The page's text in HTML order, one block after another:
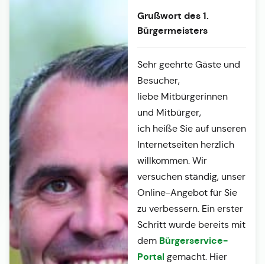
Grußwort des 1.
Bürgermeisters
Sehr geehrte Gäste und
Besucher,
liebe Mitbürgerinnen
und Mitbürger,
ich heiße Sie auf unseren
Internetseiten herzlich
willkommen. Wir
versuchen ständig, unser
Online-Angebot für Sie
zu verbessern. Ein erster
Schritt wurde bereits mit
dem Bürgerservice-
Portalgemacht. Hier